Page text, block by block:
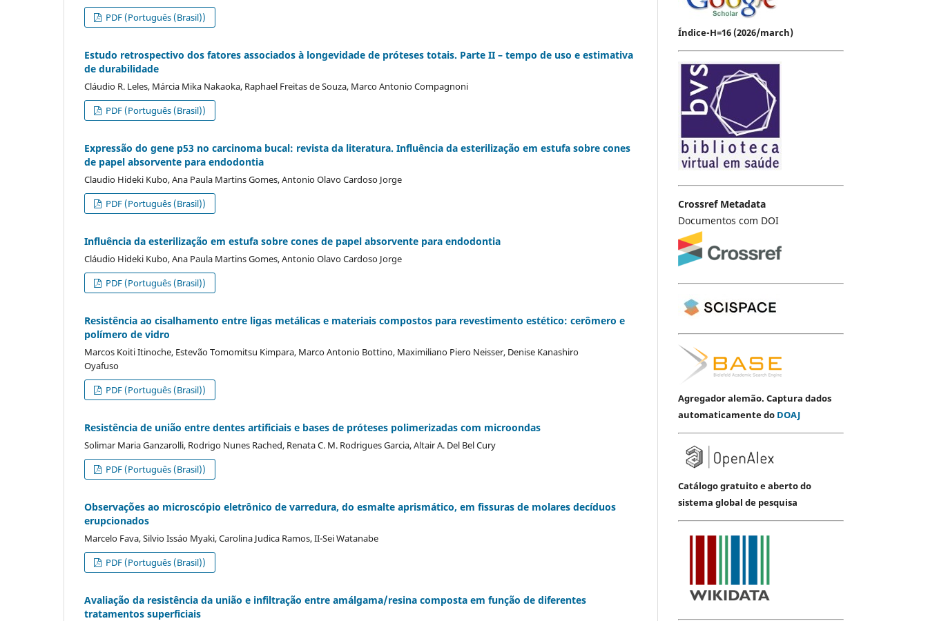
PDF (Português (Brasil))
Estudo retrospectivo dos fatores associados à longevidade de próteses totais. Parte II – tempo de uso e estimativa
de durabilidade
Cláudio R. Leles, Márcia Mika Nakaoka, Raphael Freitas de Souza, Marco Antonio Compagnoni
PDF (Português (Brasil))
Expressão do gene p53 no carcinoma bucal: revista da literatura. Influência da esterilização em estufa sobre cones
de papel absorvente para endodontia
Claudio Hideki Kubo, Ana Paula Martins Gomes, Antonio Olavo Cardoso Jorge
PDF (Português (Brasil))
Influência da esterilização em estufa sobre cones de papel absorvente para endodontia
Cláudio Hideki Kubo, Ana Paula Martins Gomes, Antonio Olavo Cardoso Jorge
PDF (Português (Brasil))
Resistência ao cisalhamento entre ligas metálicas e materiais compostos para revestimento estético: cerômero e
polímero de vidro
Marcos Koiti Itinoche, Estevão Tomomitsu Kimpara, Marco Antonio Bottino, Maximiliano Piero Neisser, Denise Kanashiro
Oyafuso
PDF (Português (Brasil))
Resistência de união entre dentes artificiais e bases de próteses polimerizadas com microondas
Solimar Maria Ganzarolli, Rodrigo Nunes Rached, Renata C. M. Rodrigues Garcia, Altair A. Del Bel Cury
PDF (Português (Brasil))
Observações ao microscópio eletrônico de varredura, do esmalte aprismático, em fissuras de molares decíduos
erupcionados
Marcelo Fava, Silvio Issáo Myaki, Carolina Judica Ramos, II-Sei Watanabe
PDF (Português (Brasil))
Avaliação da resistência da união e infiltração entre amálgama/resina composta em função de diferentes
tratamentos superficiais
Índice-H=16 (2026/march)
Crossref Metadata
Documentos com DOI
Agregador alemão. Captura dados
automaticamente do DOAJ
Catálogo gratuito e aberto do
sistema global de pesquisa